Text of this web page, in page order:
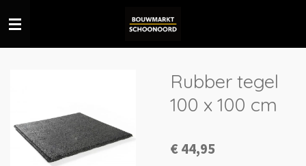
direct
naar
Rubber tegel
100 x 100 cm
€ 44,95